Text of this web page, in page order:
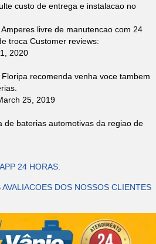
custo de entrega e instalacao no
livre de manutencao com 24
troca Customer reviews:
2020
recomenda venha voce tambem
25, 2019
de baterias automotivas da regiao de
24 HORAS.
DOS NOSSOS CLIENTES